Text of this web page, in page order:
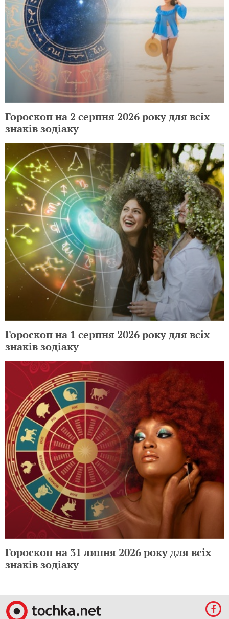
Гороскоп на 2 серпня 2026 року для всіх
знаків зодіаку
Гороскоп на 1 серпня 2026 року для всіх
знаків зодіаку
Гороскоп на 31 липня 2026 року для всіх
знаків зодіаку